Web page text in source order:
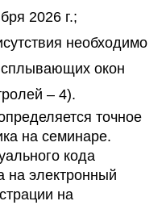
2026 г.;
необходимо
окон
– 4).
точное
на семинаре.
кода
на электронный
на